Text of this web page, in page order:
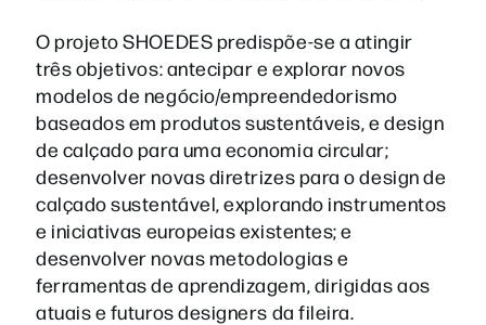
O projeto SHOEDES predispõe-se a atingir
três objetivos: antecipar e explorar novos
modelos de negócio/empreendedorismo
baseados em produtos sustentáveis, e design
de calçado para uma economia circular;
desenvolver novas diretrizes para o design de
calçado sustentável, explorando instrumentos
e iniciativas europeias existentes; e
desenvolver novas metodologias e
ferramentas de aprendizagem, dirigidas aos
atuais e futuros designers da fileira.